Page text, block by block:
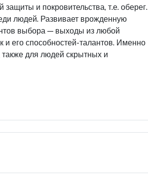
и покровительства, т.е. оберег.
людей. Развивает врожденную
выбора — выходы из любой
и его способностей-талантов. Именно
для людей скрытных и